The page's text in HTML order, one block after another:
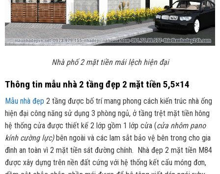
Nhà phố 2 mặt tiền mái lệch hiện đại
Thông tin mẫu nhà 2 tầng đẹp 2 mặt tiền 5,5×14
Mẫu nhà đẹp 2 tầng được bố trí mang phong cách kiến trúc nhà ống
hiện đại công năng sử dụng 3 phòng ngủ, ở tầng trệt mặt tiền hông
hệ thống cửa được thiết kế 2 lớp gồm 1 lớp cửa (cửa nhôm pano
kính cường lực)bên ngoài và các lam sắt bảo vệ bên trong cho gia
đình an toàn vì 2 mặt tiền sát đường chính. Nhà đẹp 2 mặt tiền M84
được xây dựng trên nền đất cứng với hệ thống kết cấu móng đơn,